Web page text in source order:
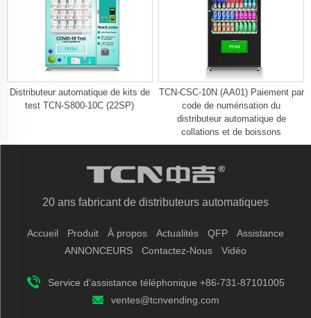
Distributeur automatique de kits de
test TCN-S800-10C (22SP)
TCN-CSC-10N (AA01) Paiement par
code de numérisation du
distributeur automatique de
collations et de boissons
20 ans fabricant de distributeurs automatiques
Accueil Produit À propos Actualités QFP
Assistance
ANNONCEURS
Contactez-Nous Vidéo
Service d'assistance téléphonique +86-731-87101005
ventes@tcnvending.com